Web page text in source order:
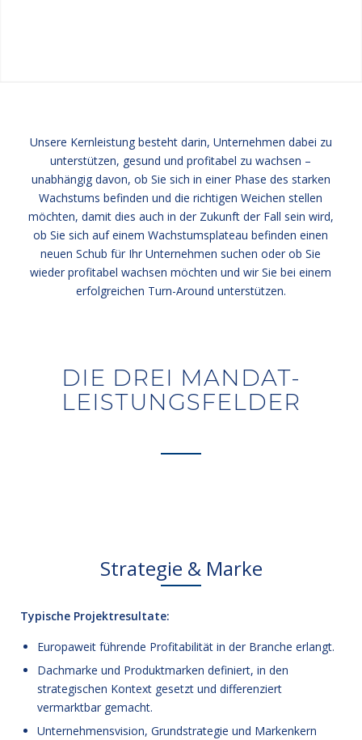
Unsere Kernleistung besteht darin, Unternehmen dabei zu
unterstützen, gesund und profitabel zu wachsen –
unabhängig davon, ob Sie sich in einer Phase des starken
Wachstums befinden und die richtigen Weichen stellen
möchten, damit dies auch in der Zukunft der Fall sein wird,
ob Sie sich auf einem Wachstumsplateau befinden einen
neuen Schub für Ihr Unternehmen suchen oder ob Sie
wieder profitabel wachsen möchten und wir Sie bei einem
erfolgreichen Turn-Around unterstützen.
DIE DREI MANDAT-
LEISTUNGSFELDER
Strategie & Marke
Typische Projektresultate:
Europaweit führende Profitabilität in der Branche erlangt.
Dachmarke und Produktmarken definiert, in den
strategischen Kontext gesetzt und differenziert
vermarktbar gemacht.
Unternehmensvision, Grundstrategie und Markenkern